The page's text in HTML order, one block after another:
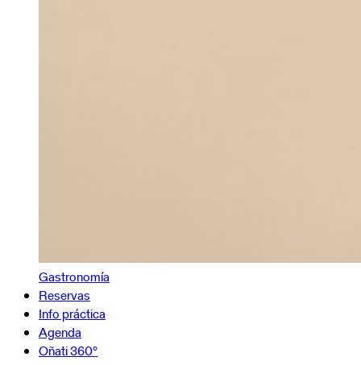
Gastronomía
Reservas
Info práctica
Agenda
Oñati 360º